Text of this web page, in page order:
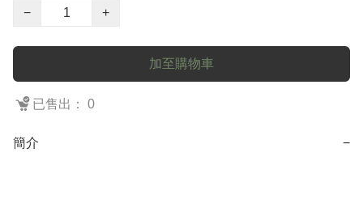
−
+
加至購物車
已售出： 0
簡介 −